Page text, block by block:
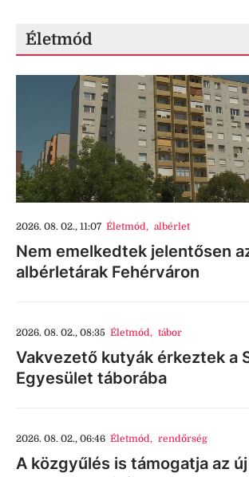
Életmód
2026. 08. 02., 11:07 Életmód, albérlet
Nem emelkedtek jelentősen
albérletárak Fehérváron
2026. 08. 02., 08:35 Életmód, tábor
Vakvezető kutyák érkeztek a
Egyesület táborába
2026. 08. 02., 06:46 Életmód, rendőrség
A közgyűlés is támogatja az új